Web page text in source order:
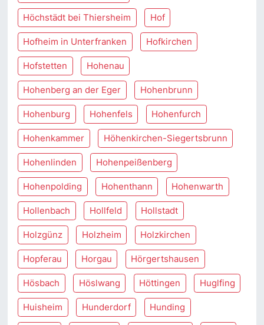
Höchstädt bei Thiersheim Hof
Hofheim in Unterfranken Hofkirchen
Hofstetten Hohenau
Hohenberg an der Eger Hohenbrunn
Hohenburg Hohenfels Hohenfurch
Hohenkammer Höhenkirchen-Siegertsbrunn
Hohenlinden Hohenpeißenberg
Hohenpolding Hohenthann Hohenwarth
Hollenbach Hollfeld Hollstadt
Holzgünz Holzheim Holzkirchen
Hopferau Horgau Hörgertshausen
Hösbach Höslwang Höttingen Huglfing
Huisheim Hunderdorf Hunding